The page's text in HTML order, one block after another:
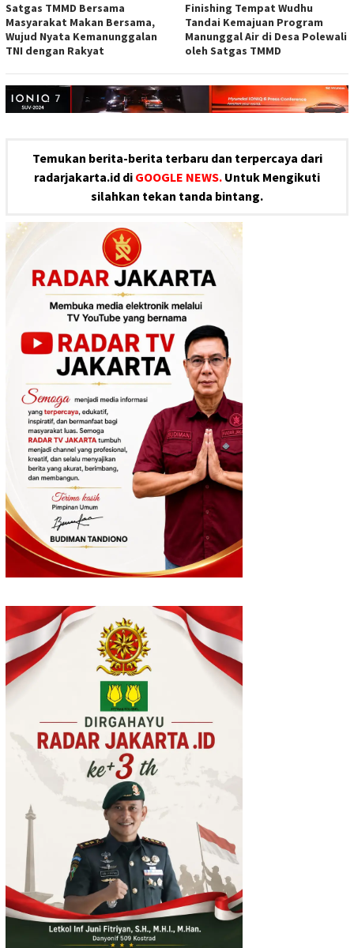
Satgas TMMD Bersama
Masyarakat Makan Bersama,
Wujud Nyata Kemanunggalan
TNI dengan Rakyat
Finishing Tempat Wudhu
Tandai Kemajuan Program
Manunggal Air di Desa Polewali
oleh Satgas TMMD
Temukan berita-berita terbaru dan terpercaya dari
radarjakarta.id di GOOGLE NEWS. Untuk Mengikuti
silahkan tekan tanda bintang.